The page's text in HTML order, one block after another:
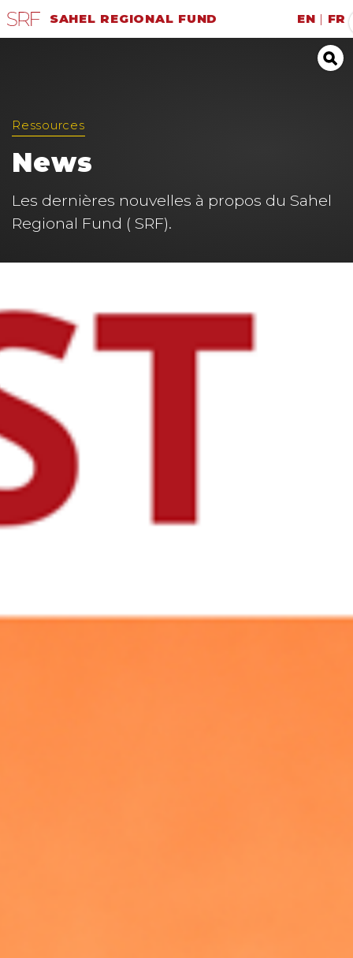
SAHEL REGIONAL FUND EN | FR
Ressources
News
Les dernières nouvelles à propos du Sahel
Regional Fund ( SRF).